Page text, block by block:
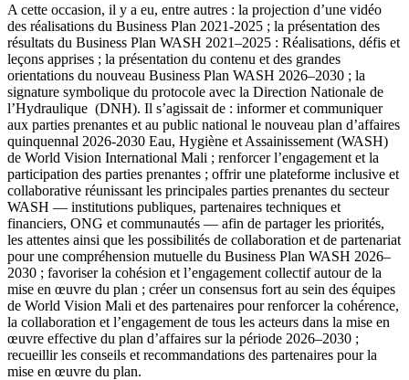
A cette occasion, il y a eu, entre autres : la projection d’une vidéo
des réalisations du Business Plan 2021-2025 ; la présentation des
résultats du Business Plan WASH 2021–2025 : Réalisations, défis et
leçons apprises ; la présentation du contenu et des grandes
orientations du nouveau Business Plan WASH 2026–2030 ; la
signature symbolique du protocole avec la Direction Nationale de
l’Hydraulique (DNH). Il s’agissait de : informer et communiquer
aux parties prenantes et au public national le nouveau plan d’affaires
quinquennal 2026-2030 Eau, Hygiène et Assainissement (WASH)
de World Vision International Mali ; renforcer l’engagement et la
participation des parties prenantes ; offrir une plateforme inclusive et
collaborative réunissant les principales parties prenantes du secteur
WASH — institutions publiques, partenaires techniques et
financiers, ONG et communautés — afin de partager les priorités,
les attentes ainsi que les possibilités de collaboration et de partenariat
pour une compréhension mutuelle du Business Plan WASH 2026–
2030 ; favoriser la cohésion et l’engagement collectif autour de la
mise en œuvre du plan ; créer un consensus fort au sein des équipes
de World Vision Mali et des partenaires pour renforcer la cohérence,
la collaboration et l’engagement de tous les acteurs dans la mise en
œuvre effective du plan d’affaires sur la période 2026–2030 ;
recueillir les conseils et recommandations des partenaires pour la
mise en œuvre du plan.